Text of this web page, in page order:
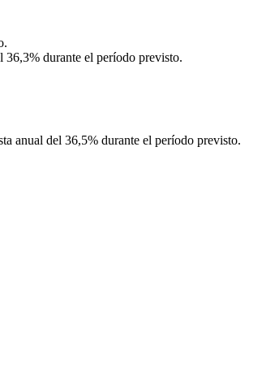
36,3% durante el período previsto.
anual del 36,5% durante el período previsto.